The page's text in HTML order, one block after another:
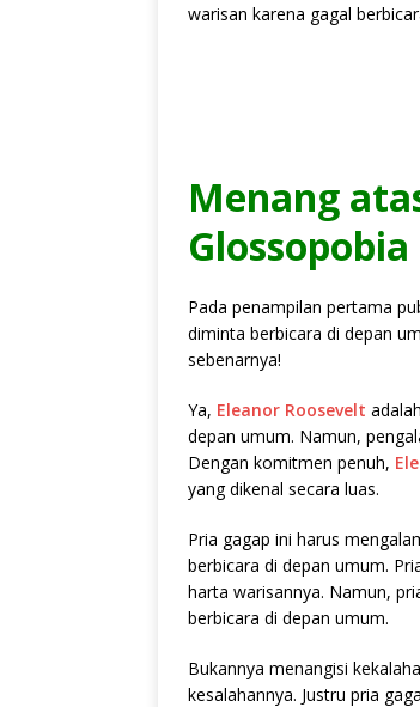
warisan karena gagal
Menang
Glossopobia
Pada penampilan pertama
diminta berbicara di depan
sebenarnya!
Ya, Eleanor Roosevelt
depan umum. Namun,
Dengan komitmen penuh,
yang dikenal secara luas.
Pria gagap ini harus
berbicara di depan umum.
harta warisannya. Namun,
berbicara di depan umum.
Bukannya menangisi
kesalahannya. Justru pria